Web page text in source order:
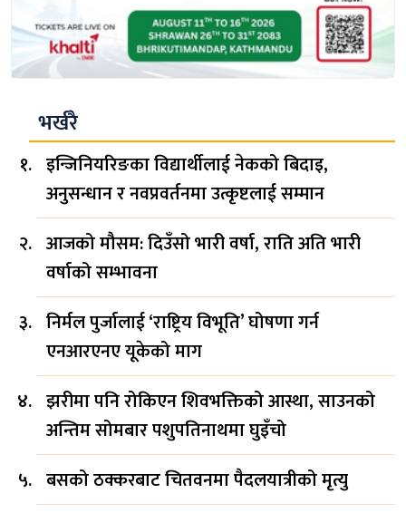
भर्खरै
इन्जिनियरिङका विद्यार्थीलाई नेकको बिदाइ,
अनुसन्धान र नवप्रवर्तनमा उत्कृष्टलाई सम्मान
आजको मौसम: दिउँसो भारी वर्षा, राति अति भारी
वर्षाको सम्भावना
निर्मल पुर्जालाई ‘राष्ट्रिय विभूति’ घोषणा गर्न
एनआरएनए यूकेको माग
झरीमा पनि रोकिएन शिवभक्तिको आस्था, साउनको
अन्तिम सोमबार पशुपतिनाथमा घुइँचो
बसको ठक्करबाट चितवनमा पैदलयात्रीको मृत्यु